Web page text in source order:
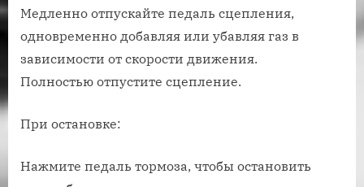
Медленно отпускайте педаль сцепления,
одновременно добавляя или убавляя газ в
зависимости от скорости движения.
Полностью отпустите сцепление.
При остановке:
Нажмите педаль тормоза, чтобы остановить